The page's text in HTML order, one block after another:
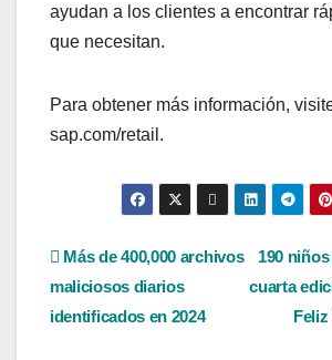
ayudan a los clientes a encontrar
que necesitan.
Para obtener más información,
sap.com/retail.
Navegación
de
190
cuarta
Más de 400,000 archivos
maliciosos diarios
identificados en 2024